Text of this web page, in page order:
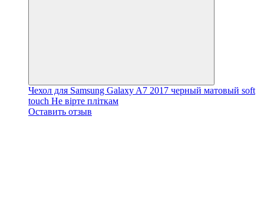
Чехол для Samsung Galaxy A7 2017 черный матовый soft
touch Не вірте пліткам
Оставить отзыв